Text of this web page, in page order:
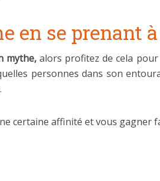
en se prenant
mythe,alors profitez de cela pour
personnes dans son
.
certaine affinité et vous